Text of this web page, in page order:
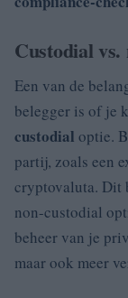
Custodial vs.
Een van de
belegger is of je
custodial optie.
partij, zoals een
cryptovaluta. Dit
non-custodial
beheer van je
maar ook meer